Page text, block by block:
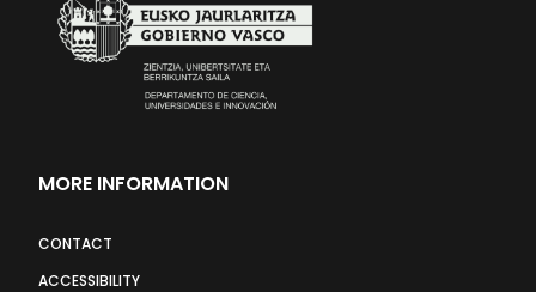
MORE INFORMATION
CONTACT
ACCESSIBILITY